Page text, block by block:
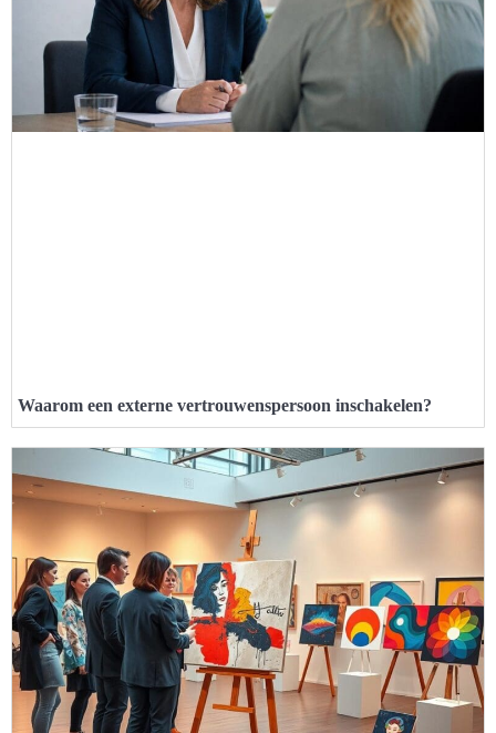
Waarom een externe vertrouwenspersoon inschakelen?